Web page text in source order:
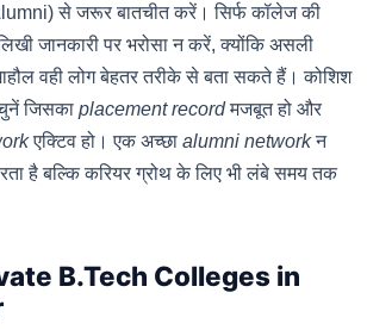
से जरूर बातचीत करें। सिर्फ कॉलेज की
जानकारी पर भरोसा न करें, क्योंकि असली
वही लोग बेहतर तरीके से बता सकते हैं। कोशिश
जिसका placement recordमजबूत हो और
एक्टिव हो। एक अच्छा alumni networkन
है बल्कि करियर ग्रोथ के लिए भी लंबे समय तक
B.Tech Colleges in